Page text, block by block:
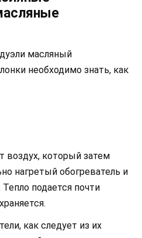
масляный
необходимо знать, как
воздух, который затем
нагретый обогреватель и
подается почти
как следует из их